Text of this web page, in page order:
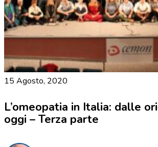
15 Agosto, 2020
L’omeopatia in Italia: dalle
oggi – Terza parte